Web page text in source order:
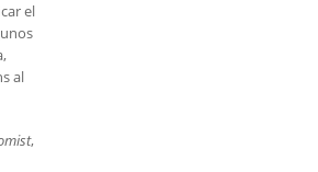
el
al
,